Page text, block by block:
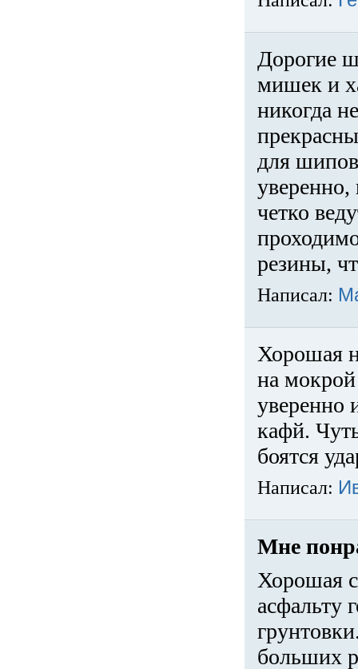
Дорогие
мишек и
никогда
для
четко
резины,
Написал:
Хорошая
на
уверенно
кафй.
боятся
Написал:
Мне
Хорошая
асфальту
больших